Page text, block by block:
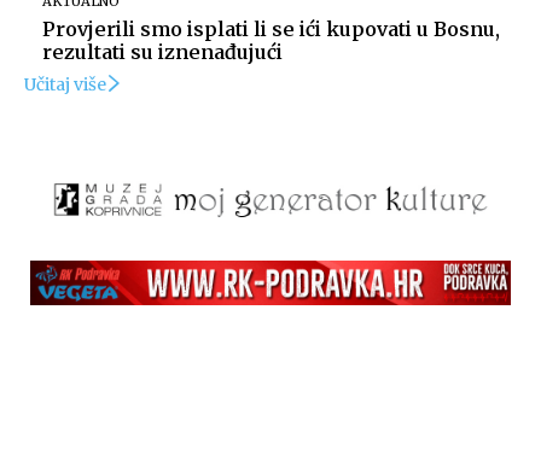
Provjerili smo isplati li se ići kupovati u Bosnu,
rezultati su iznenađujući
Učitaj više